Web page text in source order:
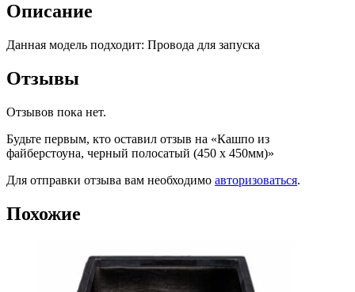
Описание
Данная модель подходит: Провода для запуска
Отзывы
Отзывов пока нет.
Будьте первым, кто оставил отзыв на «Кашпо из
файберстоуна, черный полосатый (450 x 450мм)»
Для отправки отзыва вам необходимо авторизоваться.
Похожие